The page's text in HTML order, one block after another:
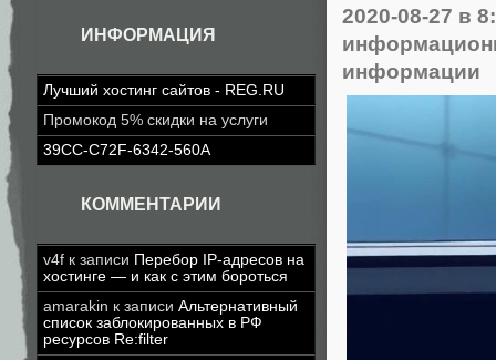
ИНФОРМАЦИЯ
Лучший хостинг сайтов - REG.RU
Промокод 5% скидки на услуги
39CC-C72F-6342-560A
КОММЕНТАРИИ
v4f к записи Перебор IP-адресов на
хостинге — и как с этим бороться
amarakin к записи Альтернативный
список заблокированных в РФ
ресурсов Re:filter
2020-08-27 в
информации